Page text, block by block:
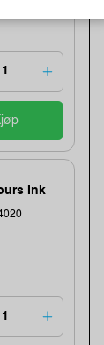
Ink